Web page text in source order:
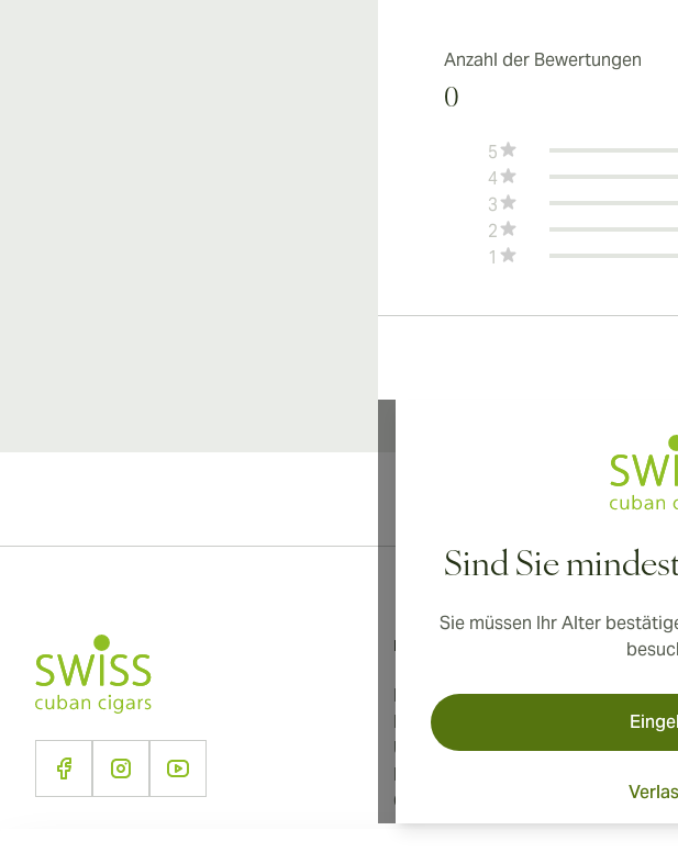
Anzahl der Bewertungen
0
5
4
3
2
1
Sind Sie
Sie müssen Ihr Alter
Internationaler Versand nach
Informationen
Nutzungsbedingungen
Datenschutzerklärung
Über uns
Kontakt
Cookie-Einstellungen